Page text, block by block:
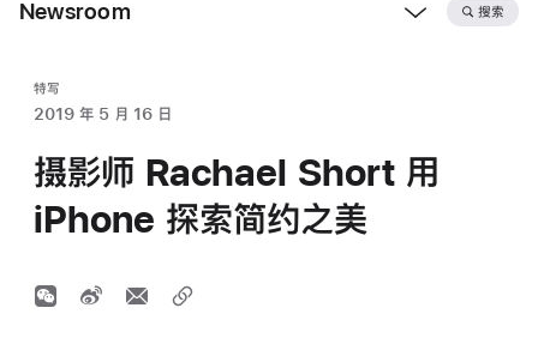
Newsroom 搜索
特写
2019 年 5 月 16 日
摄影师 Rachael Short 用
iPhone 探索简约之美